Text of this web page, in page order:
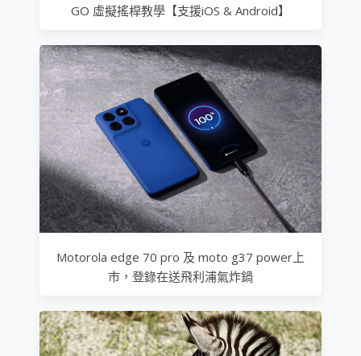
GO 虛擬搖桿教學【支援iOS & Android】
Motorola edge 70 pro 及 moto g37 power上
市，登錄在送飛利浦氣炸鍋